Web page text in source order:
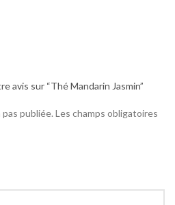
avis sur “Thé Mandarin Jasmin”
publiée. Les champs obligatoires